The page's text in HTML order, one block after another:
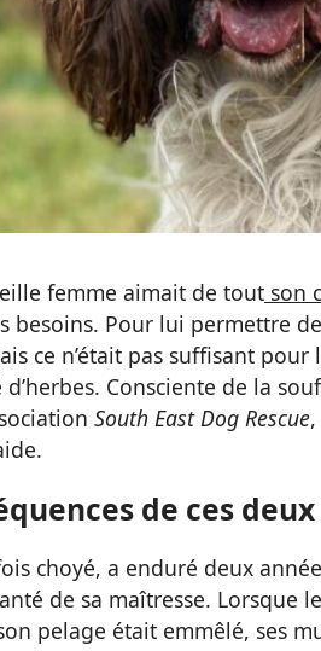
femme aimait de tout son
besoins. Pour lui permettre
ce n’était pas suffisant
Consciente de la
South East Dog Rescue
de ces
choyé, a enduré deux
de sa maîtresse. Lorsque
pelage était emmêlé, ses